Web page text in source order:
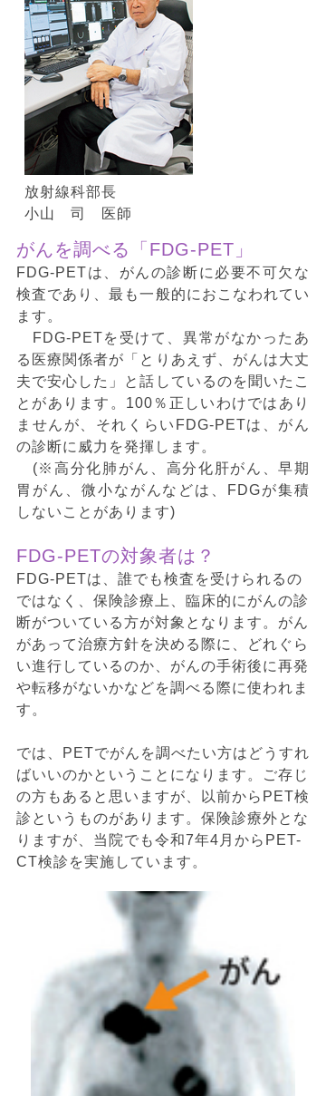
放射線科部長
小山 司 医師
がんを調べる「FDG-PET」
FDG-PETは、がんの診断に必要不可欠な
検査であり、最も一般的におこなわれてい
ます。
FDG-PETを受けて、異常がなかったあ
る医療関係者が「とりあえず、がんは大丈
夫で安心した」と話しているのを聞いたこ
とがあります。100％正しいわけではあり
ませんが、それくらいFDG-PETは、がん
の診断に威力を発揮します。
(※高分化肺がん、高分化肝がん、早期
胃がん、微小ながんなどは、FDGが集積
しないことがあります)
FDG-PETの対象者は？
FDG-PETは、誰でも検査を受けられるの
ではなく、保険診療上、臨床的にがんの診
断がついている方が対象となります。がん
があって治療方針を決める際に、どれぐら
い進行しているのか、がんの手術後に再発
や転移がないかなどを調べる際に使われま
す。
では、PETでがんを調べたい方はどうすれ
ばいいのかということになります。ご存じ
の方もあると思いますが、以前からPET検
診というものがあります。保険診療外とな
りますが、当院でも令和7年4月からPET-
CT検診を実施しています。